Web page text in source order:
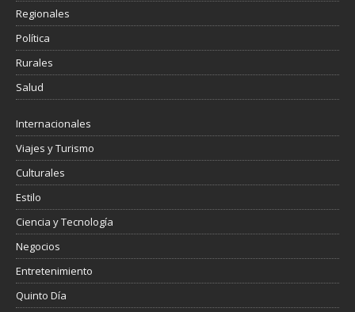
Regionales
Política
Rurales
Salud
Internacionales
Viajes y Turismo
Culturales
Estilo
Ciencia y Tecnología
Negocios
Entretenimiento
Quinto Día